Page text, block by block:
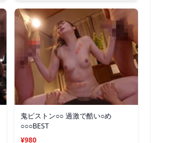
鬼ピストン○○ 過激で酷い○め
○○○BEST
¥980